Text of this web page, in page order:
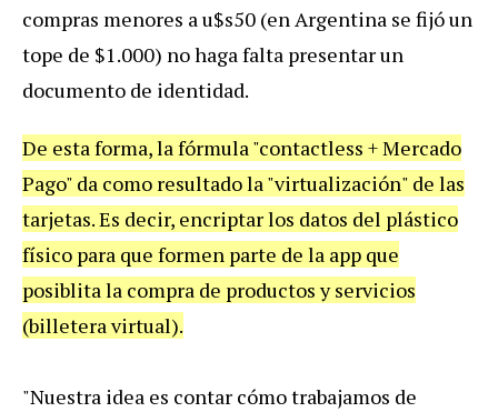
compras menores au$s50 (enArgentina se fijóun
tope de $1.000) nohagafalta presentarun
documento de identidad.
De estaforma,lafórmula"contactless +Mercado
Pago" da como resultadola"virtualización" de las
tarjetas.Es decir, encriptarlos datos del plástico
físico para que formen parte de la app que
posiblitala compra de productos y servicios
(billeteravirtual).
"Nuestra idea es contar cómotrabajamos de